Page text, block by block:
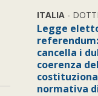
ITALIA -
Legge
cancella i
coerenza
normativa